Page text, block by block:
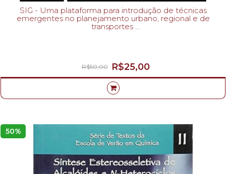
SIG - Uma plataforma para introdução de técnicas
emergentes no planejamento urbano, regional e de
transportes
R$25,00
R$50,00
50%